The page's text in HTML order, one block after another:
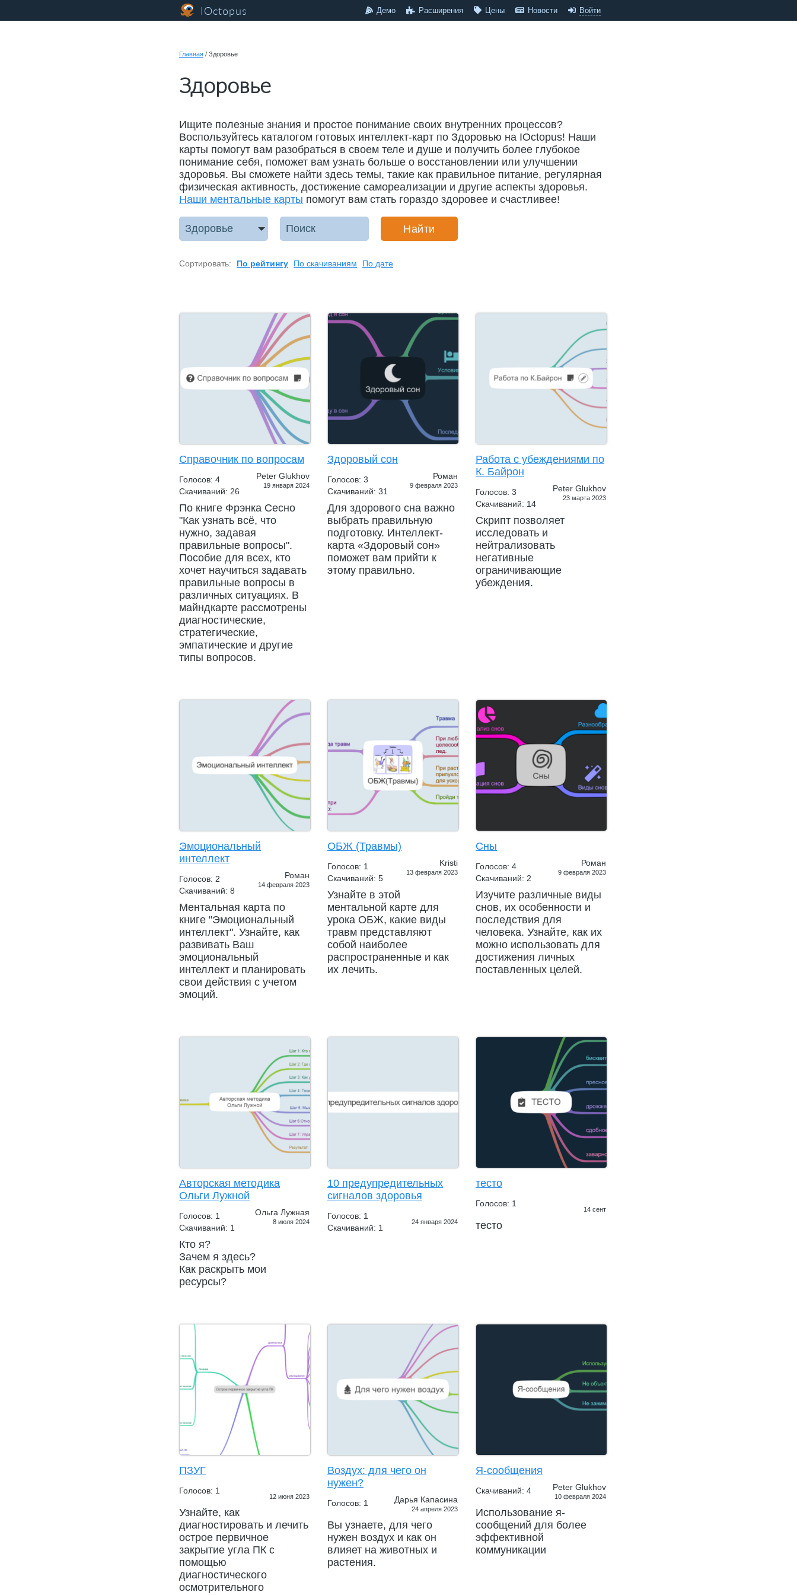
IOctopus Демо Расширения Цены Новости Войти
Главная / Здоровье
Здоровье
Ищите полезные знания и простое понимание своих внутренних процессов?
Воспользуйтесь каталогом готовых интеллект-карт по Здоровью на IOctopus! Наши
карты помогут вам разобраться в своем теле и душе и получить более глубокое
понимание себя, поможет вам узнать больше о восстановлении или улучшении
здоровья. Вы сможете найти здесь темы, такие как правильное питание, регулярная
физическая активность, достижение самореализации и другие аспекты здоровья.
Наши ментальные карты помогут вам стать гораздо здоровее и счастливее!
Здоровье Найти
Сортировать: По рейтингу По скачиваниям По дате
Справочник по вопросам
Голосов: 4
Скачиваний: 26
Peter Glukhov
19 января 2024
По книге Фрэнка Сесно
"Как узнать всё, что
нужно, задавая
правильные вопросы".
Пособие для всех, кто
хочет научиться задавать
правильные вопросы в
различных ситуациях. В
майндкарте рассмотрены
диагностические,
стратегические,
эмпатические и другие
типы вопросов.
Здоровый сон
Голосов: 3
Скачиваний: 31
Роман
9 февраля 2023
Для здорового сна важно
выбрать правильную
подготовку. Интеллект-
карта «Здоровый сон»
поможет вам прийти к
этому правильно.
Работа с убеждениями по
К. Байрон
Голосов: 3
Скачиваний: 14
Peter Glukhov
23 марта 2023
Скрипт позволяет
исследовать и
нейтрализовать
негативные
ограничивающие
убеждения.
Эмоциональный
интеллект
Голосов: 2
Скачиваний: 8
Роман
14 февраля 2023
Ментальная карта по
книге "Эмоциональный
интеллект". Узнайте, как
развивать Ваш
эмоциональный
интеллект и планировать
свои действия с учетом
эмоций.
ОБЖ (Травмы)
Голосов: 1
Скачиваний: 5
Kristi
13 февраля 2023
Узнайте в этой
ментальной карте для
урока ОБЖ, какие виды
травм представляют
собой наиболее
распространенные и как
их лечить.
Сны
Голосов: 4
Скачиваний: 2
Роман
9 февраля 2023
Изучите различные виды
снов, их особенности и
последствия для
человека. Узнайте, как их
можно использовать для
достижения личных
поставленных целей.
Авторская методика
Ольги Лужной
Голосов: 1
Скачиваний: 1
Ольга Лужная
8 июля 2024
Кто я?
Зачем я здесь?
Как раскрыть мои
ресурсы?
10 предупредительных
сигналов здоровья
Голосов: 1
Скачиваний: 1
24 января 2024
тесто
Голосов: 1
14 сент
тесто
ПЗУГ
Голосов: 1
12 июня 2023
Узнайте, как
диагностировать и лечить
острое первичное
закрытие угла ПК с
помощью
диагностического
осмотрительного
Воздух: для чего он
нужен?
Голосов: 1 Дарья Капасина
24 апреля 2023
Вы узнаете, для чего
нужен воздух и как он
влияет на животных и
растения.
Я-сообщения
Скачиваний: 4 Peter Glukhov
10 февраля 2024
Использование я-
сообщений для более
эффективной
коммуникации